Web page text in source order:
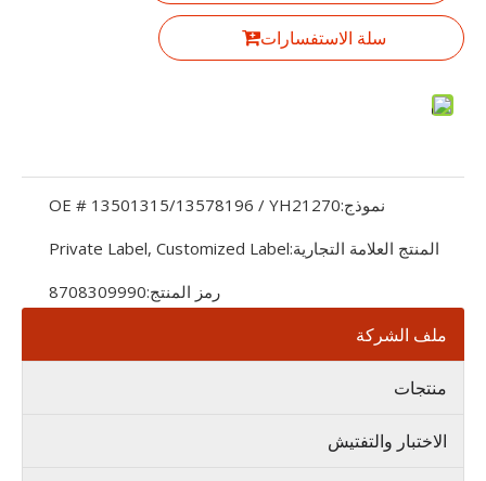
سلة الاستفسارات
نموذج:OE # 13501315/13578196 / YH21270
المنتج العلامة التجارية:Private Label, Customized Label
رمز المنتج:8708309990
ملف الشركة
منتجات
الاختبار والتفتيش